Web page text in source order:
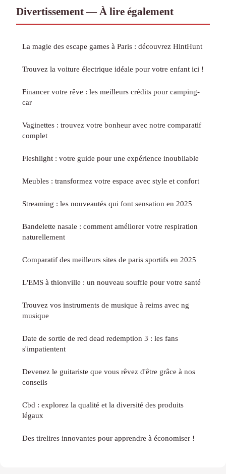
Divertissement — À lire également
La magie des escape games à Paris : découvrez HintHunt
Trouvez la voiture électrique idéale pour votre enfant ici !
Financer votre rêve : les meilleurs crédits pour camping-
car
Vaginettes : trouvez votre bonheur avec notre comparatif
complet
Fleshlight : votre guide pour une expérience inoubliable
Meubles : transformez votre espace avec style et confort
Streaming : les nouveautés qui font sensation en 2025
Bandelette nasale : comment améliorer votre respiration
naturellement
Comparatif des meilleurs sites de paris sportifs en 2025
L'EMS à thionville : un nouveau souffle pour votre santé
Trouvez vos instruments de musique à reims avec ng
musique
Date de sortie de red dead redemption 3 : les fans
s'impatientent
Devenez le guitariste que vous rêvez d'être grâce à nos
conseils
Cbd : explorez la qualité et la diversité des produits
légaux
Des tirelires innovantes pour apprendre à économiser !